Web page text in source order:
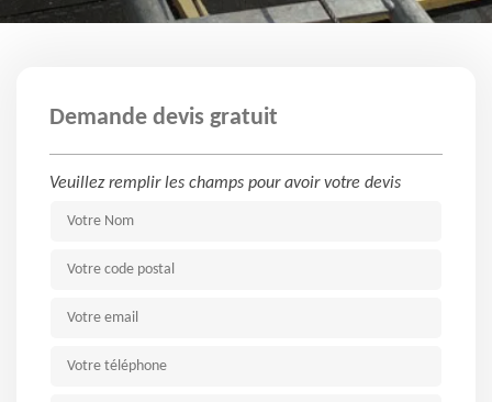
Demande devis gratuit
Veuillez remplir les champs pour avoir votre devis